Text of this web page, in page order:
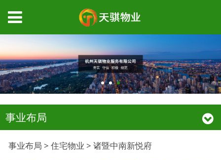
事业布局
诸暨中南新悦府
事业布局 > 住宅物业 > 诸暨中南新悦府